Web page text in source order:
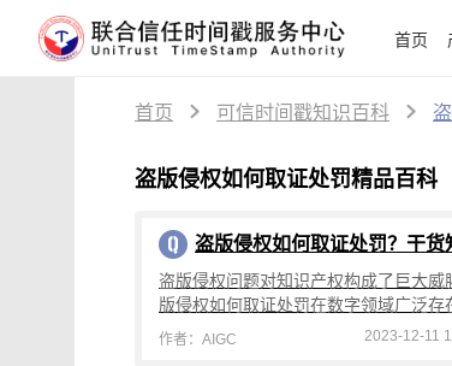
首页
首页 可信时间戳知识百科
盗版侵权如何取证处罚精品百科
盗版侵权如何取证处罚？干货
盗版侵权问题对知识产权构成了巨大威
版侵权如何取证处罚在数字领域广泛存
版权方带来了严重损失。然而，取证和
作者：AIGC 2023-12-11